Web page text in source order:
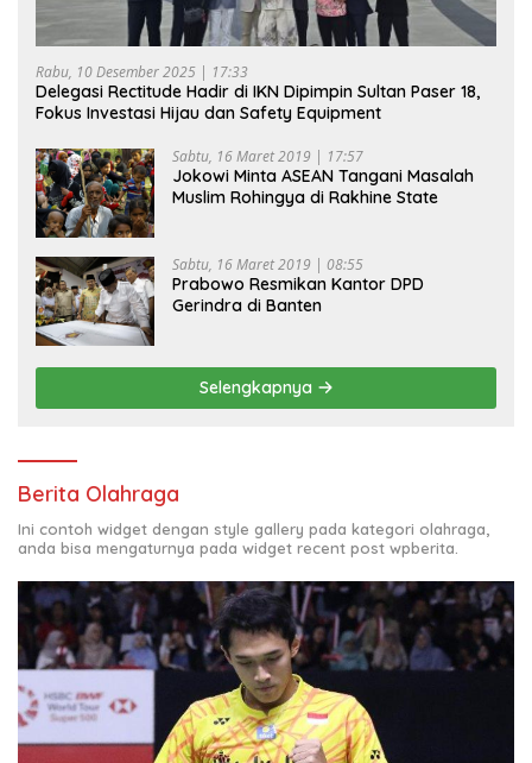
Rabu, 10 Desember 2025 | 17:33
Delegasi Rectitude Hadir di IKN Dipimpin Sultan Paser 18,
Fokus Investasi Hijau dan Safety Equipment
Sabtu, 16 Maret 2019 | 17:57
Jokowi Minta ASEAN Tangani Masalah
Muslim Rohingya di Rakhine State
Sabtu, 16 Maret 2019 | 08:55
Prabowo Resmikan Kantor DPD
Gerindra di Banten
Selengkapnya
Berita Olahraga
Ini contoh widget dengan style gallery pada kategori olahraga,
anda bisa mengaturnya pada widget recent post wpberita.